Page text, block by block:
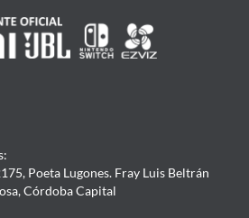
Poeta Lugones. Fray Luis Beltrán
Córdoba Capital